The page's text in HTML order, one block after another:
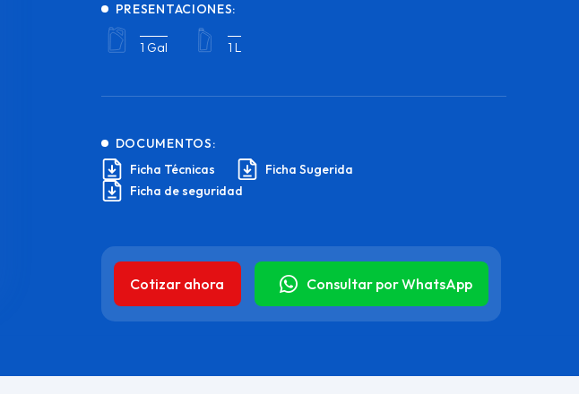
PRESENTACIONES:
1 Gal 1 L
DOCUMENTOS:
Ficha Técnicas
Ficha Sugerida
Ficha de seguridad
Cotizar ahora Consultar por WhatsApp